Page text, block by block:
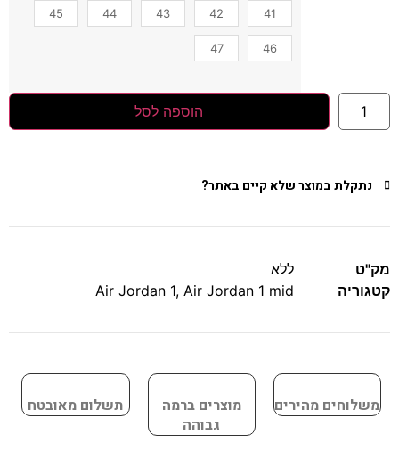
41
42
43
44
45
46
47
הוספה לסל
נתקלת במוצר שלא קיים באתר?
מק"ט
ללא
קטגוריה
Air Jordan 1, Air Jordan 1 mid
משלוחים מהירים
מוצרים ברמה
גבוהה
תשלום מאובטח